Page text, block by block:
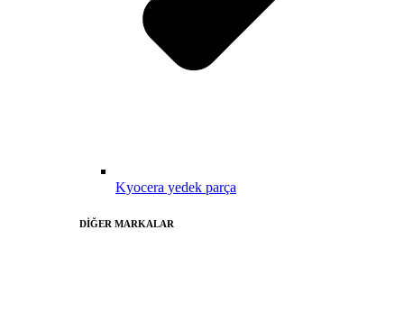
Kyocera yedek parça
DİĞER MARKALAR